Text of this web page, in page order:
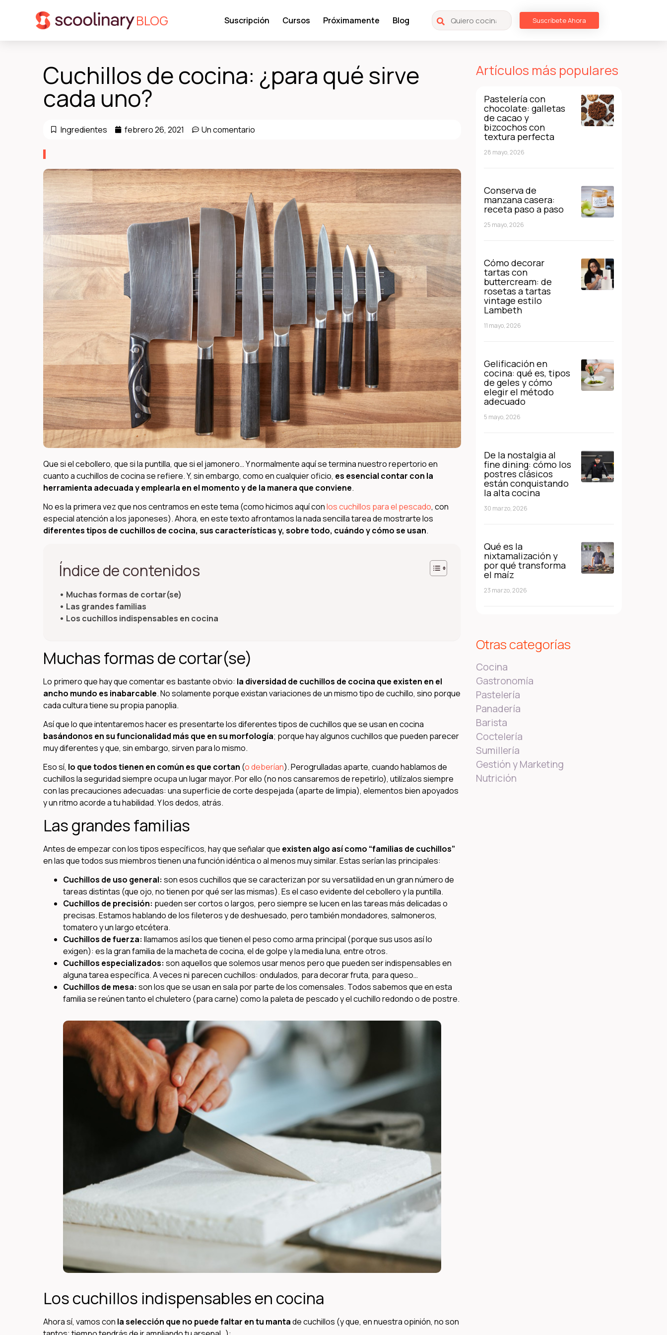
BLOG Suscripción Cursos Próximamente Blog Suscríbete Ahora
Cuchillos de cocina: ¿para qué sirve
cada uno?
Ingredientes febrero 26, 2021 Un comentario
Que si el cebollero, que si la puntilla, que si el jamonero… Y normalmente aquí se termina nuestro repertorio en
cuanto a cuchillos de cocina se refiere. Y, sin embargo, como en cualquier oficio, es esencial contar con la
herramienta adecuada y emplearla en el momento y de la manera que conviene.
No es la primera vez que nos centramos en este tema (como hicimos aquí conlos cuchillos para el pescado, con
especial atención a los japoneses). Ahora, en este texto afrontamos la nada sencilla tarea de mostrarte los
diferentes tipos de cuchillos de cocina, sus características y, sobre todo, cuándo y cómo se usan.
Índice de contenidos
Muchas formas de cortar(se)
Las grandes familias
Los cuchillos indispensables en cocina
Muchas formas de cortar(se)
Lo primero que hay que comentar es bastante obvio: la diversidad de cuchillos de cocina que existen en el
ancho mundo es inabarcable. No solamente porque existan variaciones de un mismo tipo de cuchillo, sino porque
cada cultura tiene su propia panoplia.
Así que lo que intentaremos hacer es presentarte los diferentes tipos de cuchillos que se usan en cocina
basándonos en su funcionalidad más que en su morfología; porque hay algunos cuchillos que pueden parecer
muy diferentes y que, sin embargo, sirven para lo mismo.
Eso sí, lo que todos tienen en común es que cortan (o deberían). Perogrulladas aparte, cuando hablamos de
cuchillos la seguridad siempre ocupa un lugar mayor. Por ello (no nos cansaremos de repetirlo), utilízalos siempre
con las precauciones adecuadas: una superficie de corte despejada (aparte de limpia), elementos bien apoyados
y un ritmo acorde a tu habilidad. Y los dedos, atrás.
Las grandes familias
Antes de empezar con los tipos específicos, hay que señalar que existen algo así como “familias de cuchillos”
en las que todos sus miembros tienen una función idéntica o al menos muy similar. Estas serían las principales:
Cuchillos de uso general: son esos cuchillos que se caracterizan por su versatilidad en un gran número de
tareas distintas (que ojo, no tienen por qué ser las mismas). Es el caso evidente del cebollero y la puntilla.
Cuchillos de precisión: pueden ser cortos o largos, pero siempre se lucen en las tareas más delicadas o
precisas. Estamos hablando de los fileteros y de deshuesado, pero también mondadores, salmoneros,
tomatero y un largo etcétera.
Cuchillos de fuerza: llamamos así los que tienen el peso como arma principal (porque sus usos así lo
exigen): es la gran familia de la macheta de cocina, el de golpe y la media luna, entre otros.
Cuchillos especializados: son aquellos que solemos usar menos pero que pueden ser indispensables en
alguna tarea específica. A veces ni parecen cuchillos: ondulados, para decorar fruta, para queso…
Cuchillos de mesa: son los que se usan en sala por parte de los comensales. Todos sabemos que en esta
familia se reúnen tanto el chuletero (para carne) como la paleta de pescado y el cuchillo redondo o de postre.
Los cuchillos indispensables en cocina
Ahora sí, vamos con la selección que no puede faltar en tu mantade cuchillos (y que, en nuestra opinión, no son
Artículos más populares
Pastelería con
chocolate: galletas
de cacao y
bizcochos con
textura perfecta
28 mayo, 2026
Conserva de
manzana casera:
receta paso a paso
25 mayo, 2026
Cómo decorar
tartas con
buttercream: de
rosetas a tartas
vintage estilo
Lambeth
11 mayo, 2026
Gelificación en
cocina: qué es, tipos
de geles y cómo
elegir el método
adecuado
5 mayo, 2026
De la nostalgia al
fine dining: cómo los
postres clásicos
están conquistando
la alta cocina
30 marzo, 2026
Qué es la
nixtamalización y
por qué transforma
el maíz
23 marzo, 2026
Otras categorías
Cocina
Gastronomía
Pastelería
Panadería
Barista
Coctelería
Sumillería
Gestión y Marketing
Nutrición